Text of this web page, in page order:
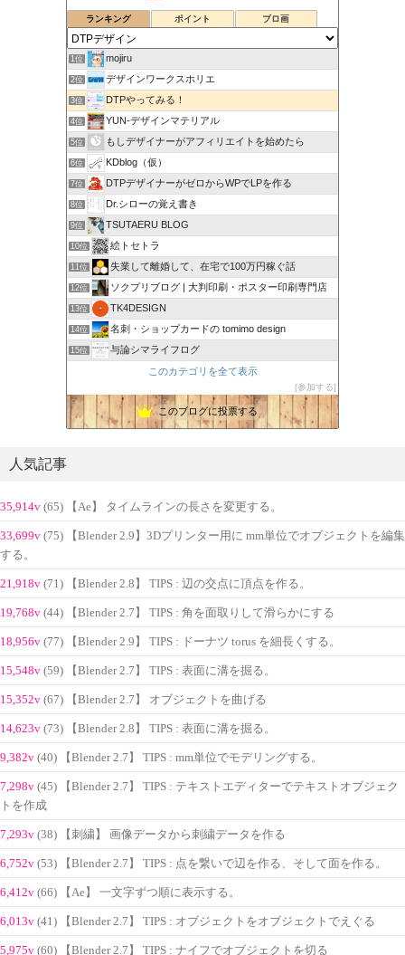
ランキング ポイント ブロ画
1位 mojiru
2位 デザインワークスホリエ
3位 DTPやってみる！
4位 YUN-デザインマテリアル
5位 もしデザイナーがアフィリエイトを始めたら
6位 KDblog（仮）
7位 DTPデザイナーがゼロからWPでLPを作る
8位 Dr.シローの覚え書き
9位 TSUTAERU BLOG
10位 絵トセトラ
11位 失業して離婚して、在宅で100万円稼ぐ話
12位 ソクプリブログ | 大判印刷・ポスター印刷専門店
13位 TK4DESIGN
14位 名刺・ショップカードの tomimo design
15位 与論シマライフログ
このカテゴリを全て表示
参加する
このブログに投票する
人気記事
35,914v (65) 【Ae】 タイムラインの長さを変更する。
33,699v (75) 【Blender 2.9】3Dプリンター用に mm単位でオブジェクトを編集
する。
21,918v (71) 【Blender 2.8】 TIPS : 辺の交点に頂点を作る。
19,768v (44) 【Blender 2.7】 TIPS : 角を面取りして滑らかにする
18,956v (77) 【Blender 2.9】 TIPS : ドーナツ torus を細長くする。
15,548v (59) 【Blender 2.7】 TIPS : 表面に溝を掘る。
15,352v (67) 【Blender 2.7】 オブジェクトを曲げる
14,623v (73) 【Blender 2.8】 TIPS : 表面に溝を掘る。
9,382v (40) 【Blender 2.7】 TIPS : mm単位でモデリングする。
7,298v (45) 【Blender 2.7】 TIPS : テキストエディターでテキストオブジェク
トを作成
7,293v (38) 【刺繍】 画像データから刺繍データを作る
6,752v (53) 【Blender 2.7】 TIPS : 点を繋いで辺を作る、そして面を作る。
6,412v (66) 【Ae】 一文字ずつ順に表示する。
6,013v (41) 【Blender 2.7】 TIPS : オブジェクトをオブジェクトでえぐる
5,975v (60) 【Blender 2.7】 TIPS : ナイフでオブジェクトを切る